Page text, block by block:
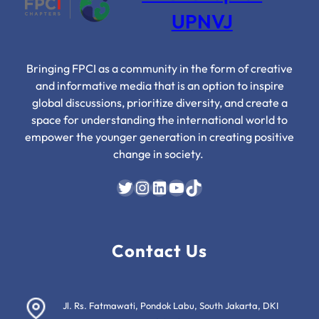
di
Era
UPNVJ
Bringing FPCI as a community in the form of creative
and informative media that is an option to inspire
global discussions, prioritize diversity, and create a
space for understanding the international world to
empower the younger generation in creating positive
change in society.
Twitter InstagramLinkedIn YouTube TikTok
Contact Us
Jl. Rs. Fatmawati, Pondok Labu, South Jakarta, DKI